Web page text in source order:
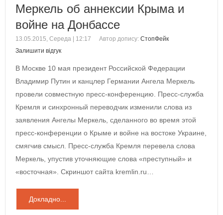
Меркель об аннексии Крыма и
войне на Донбассе
13.05.2015, Середа | 12:17 Автор допису: СтопФейк
Залишити відгук
В Москве 10 мая президент Российской Федерации
Владимир Путин и канцлер Германии Ангела Меркель
провели совместную пресс-конференцию. Пресс-служба
Кремля и синхронный переводчик изменили слова из
заявления Ангелы Меркель, сделанного во время этой
пресс-конференции о Крыме и войне на востоке Украине,
смягчив смысл. Пресс-служба Кремля перевела слова
Меркель, упустив уточняющие слова «преступный» и
«восточная». Скриншот сайта kremlin.ru…
Докладно...